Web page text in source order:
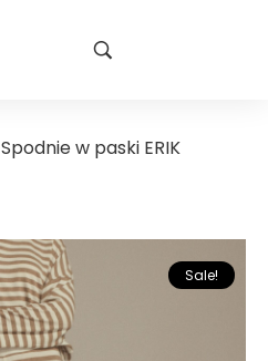
Spodnie w paski ERIK
Sale!